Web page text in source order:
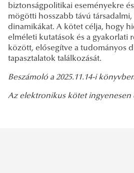
biztonságpolitikai eseményekre
mögötti hosszabb távú társadalmi,
dinamikákat. A kötet célja, hogy
elméleti kutatások és a gyakorlati
között, elősegítve a tudományos
tapasztalatok találkozását.
Beszámoló a 2025.11.14-i
Az elektronikus kötet ingyenesen